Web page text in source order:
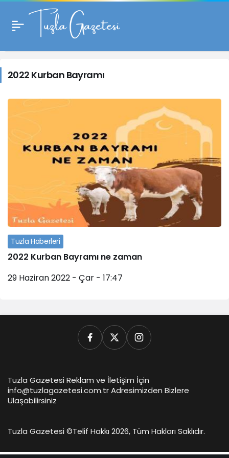
2022
Kurban
Bayramı
Haberleri
2022 Kurban Bayramı
Tuzla Haberleri
2022 Kurban Bayramı ne zaman
29 Haziran 2022 - Çar - 17:47
Tuzla Gazetesi Reklam ve İletişim İçin
info@tuzlagazetesi.com.tr Adresimizden Bizlere
Ulaşabilirsiniz
Tuzla Gazetesi ©Telif Hakkı 2026, Tüm Hakları Saklıdır.